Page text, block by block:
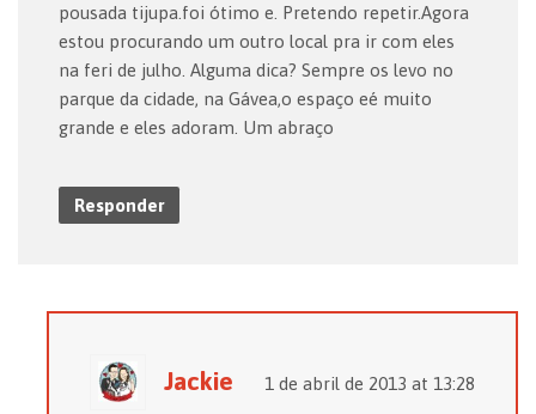
pousada tijupa.foi ótimo e. Pretendo repetir.Agora
estou procurando um outro local pra ir com eles
na feri de julho. Alguma dica? Sempre os levo no
parque da cidade, na Gávea,o espaço eé muito
grande e eles adoram. Um abraço
Responder
Jackie 1 de abril de 2013 at 13:28